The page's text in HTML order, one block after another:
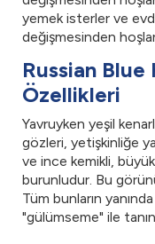
yemek isterler ve
değişmesinden
Russian
Özellikleri
Yavruyken yeşil
gözleri, yetişkinliğe
ve ince kemikli, büyük
burunludur. Bu
Tüm bunların
"gülümseme" ile